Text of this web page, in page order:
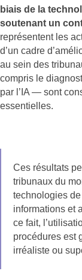
biais de la
soutenant un
représentent les
d’un cadre
au sein des
compris le
par l’IA — sont
essentielles.
Ces résultats
tribunaux du
technologies
informations et
ce fait,
procédures est
irréaliste ou